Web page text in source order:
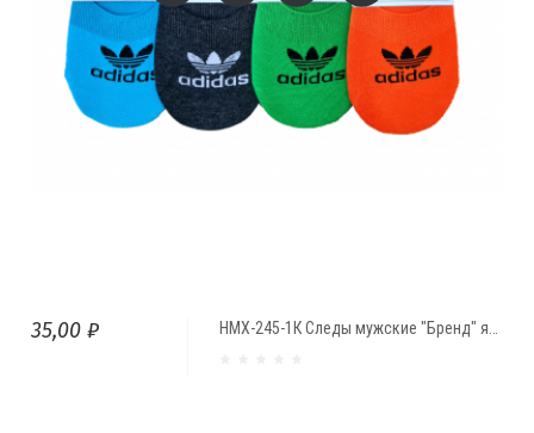
35,00 ₽